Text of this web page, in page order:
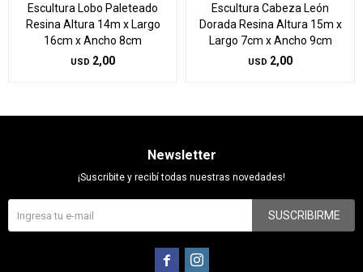
Escultura Lobo Paleteado
Resina Altura 14m x Largo
16cm x Ancho 8cm
USD 2,00
Escultura Cabeza León
Dorada Resina Altura 15m x
Largo 7cm x Ancho 9cm
USD 2,00
Newsletter
¡Suscribite y recibí todas nuestras novedades!
SUSCRIBIRME
 